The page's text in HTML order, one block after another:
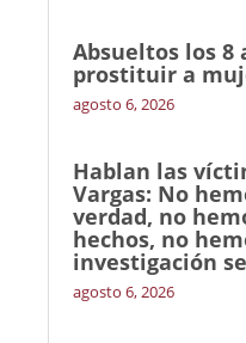
Absueltos los 8
prostituir a
agosto 6, 2026
Hablan las
Vargas: No
verdad, no
hechos, no
investigación
agosto 6, 2026